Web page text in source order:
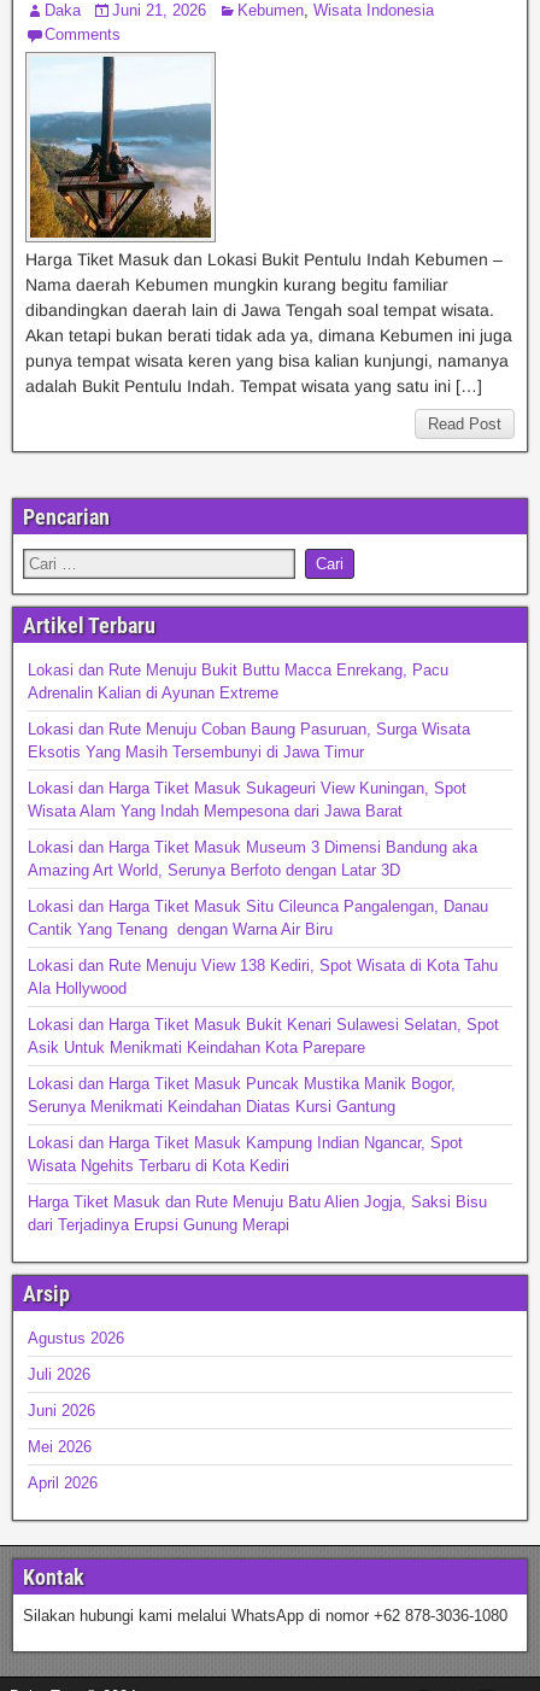
Daka Juni 21, 2026 Kebumen, Wisata Indonesia
Comments
Harga Tiket Masuk dan Lokasi Bukit Pentulu Indah Kebumen –
Nama daerah Kebumen mungkin kurang begitu familiar
dibandingkan daerah lain di Jawa Tengah soal tempat wisata.
Akan tetapi bukan berati tidak ada ya, dimana Kebumen ini juga
punya tempat wisata keren yang bisa kalian kunjungi, namanya
adalah Bukit Pentulu Indah. Tempat wisata yang satu ini […]
Read Post
Pencarian
Artikel Terbaru
Lokasi dan Rute Menuju Bukit Buttu Macca Enrekang, Pacu
Adrenalin Kalian di Ayunan Extreme
Lokasi dan Rute Menuju Coban Baung Pasuruan, Surga Wisata
Eksotis Yang Masih Tersembunyi di Jawa Timur
Lokasi dan Harga Tiket Masuk Sukageuri View Kuningan, Spot
Wisata Alam Yang Indah Mempesona dari Jawa Barat
Lokasi dan Harga Tiket Masuk Museum 3 Dimensi Bandung aka
Amazing Art World, Serunya Berfoto dengan Latar 3D
Lokasi dan Harga Tiket Masuk Situ Cileunca Pangalengan, Danau
Cantik Yang Tenang dengan Warna Air Biru
Lokasi dan Rute Menuju View 138 Kediri, Spot Wisata di Kota Tahu
Ala Hollywood
Lokasi dan Harga Tiket Masuk Bukit Kenari Sulawesi Selatan, Spot
Asik Untuk Menikmati Keindahan Kota Parepare
Lokasi dan Harga Tiket Masuk Puncak Mustika Manik Bogor,
Serunya Menikmati Keindahan Diatas Kursi Gantung
Lokasi dan Harga Tiket Masuk Kampung Indian Ngancar, Spot
Wisata Ngehits Terbaru di Kota Kediri
Harga Tiket Masuk dan Rute Menuju Batu Alien Jogja, Saksi Bisu
dari Terjadinya Erupsi Gunung Merapi
Arsip
Agustus 2026
Juli 2026
Juni 2026
Mei 2026
April 2026
Kontak
Silakan hubungi kami melalui WhatsApp di nomor +62 878-3036-1080